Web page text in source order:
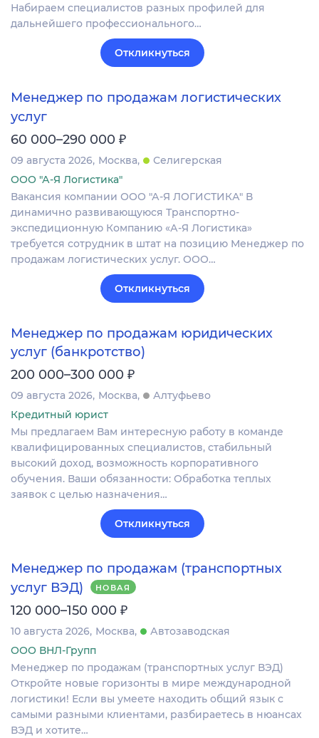
Набираем специалистов разных профилей для
дальнейшего профессионального…
Откликнуться
Менеджер по продажам логистических
услуг
60 000–290 000 ₽
09 августа 2026 Москва
Селигерская
ООО "А-Я Логистика"
Вакансия компании ООО "А-Я ЛОГИСТИКА" В
динамично развивающуюся Транспортно-
экспедиционную Компанию «А-Я Логистика»
требуется сотрудник в штат на позицию Менеджер по
продажам логистических услуг. ООО…
Откликнуться
Менеджер по продажам юридических
услуг (банкротство)
200 000–300 000 ₽
09 августа 2026 Москва
Алтуфьево
Кредитный юрист
Мы предлагаем Вам интересную работу в команде
квалифицированных специалистов, стабильный
высокий доход, возможность корпоративного
обучения. Ваши обязанности: Обработка теплых
заявок с целью назначения…
Откликнуться
Менеджер по продажам (транспортных
услуг ВЭД)
НОВАЯ
120 000–150 000 ₽
10 августа 2026 Москва
Автозаводская
ООО ВНЛ-Групп
Менеджер по продажам (транспортных услуг ВЭД)
Откройте новые горизонты в мире международной
логистики! Если вы умеете находить общий язык с
самыми разными клиентами, разбираетесь в нюансах
ВЭД и хотите…